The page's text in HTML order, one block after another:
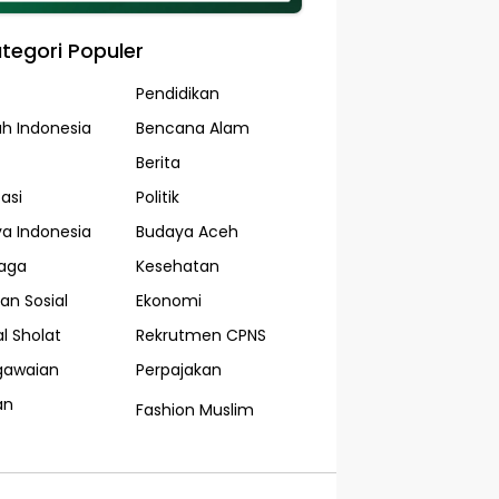
Populer
Pendidikan
Indonesia
Bencana Alam
Berita
Politik
Indonesia
Budaya Aceh
Kesehatan
Sosial
Ekonomi
Sholat
Rekrutmen CPNS
Perpajakan
Fashion Muslim